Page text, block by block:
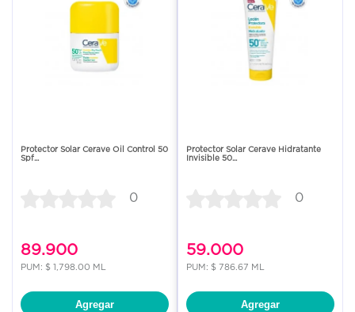
Protector Solar Cerave Oil Control 50
Spf...
0
89.900
PUM: $ 1,798.00 ML
Agregar
Protector Solar Cerave Hidratante
Invisible 50...
0
59.000
PUM: $ 786.67 ML
Agregar